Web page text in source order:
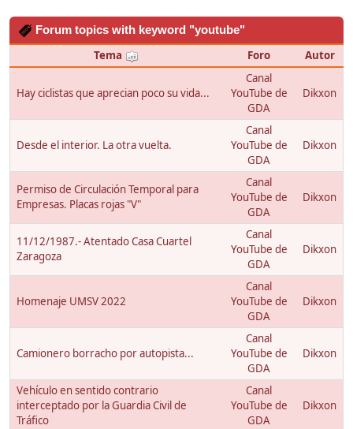
Forum topics with keyword "youtube"
Tema Foro Autor
Hay ciclistas que aprecian poco su vida...
Canal
YouTube de
GDA
Dikxon
Desde el interior. La otra vuelta.
Canal
YouTube de
GDA
Dikxon
Permiso de Circulación Temporal para
Empresas. Placas rojas "V"
Canal
YouTube de
GDA
Dikxon
11/12/1987.- Atentado Casa Cuartel
Zaragoza
Canal
YouTube de
GDA
Dikxon
Homenaje UMSV 2022
Canal
YouTube de
GDA
Dikxon
Camionero borracho por autopista...
Canal
YouTube de
GDA
Dikxon
Vehículo en sentido contrario
interceptado por la Guardia Civil de
Tráfico
Canal
YouTube de
GDA
Dikxon